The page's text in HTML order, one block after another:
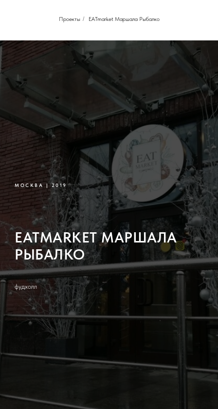
Проекты / EATmarket Маршала Рыбалко
МОСКВА | 2019
EATMARKET МАРШАЛА
РЫБАЛКО
фудхолл